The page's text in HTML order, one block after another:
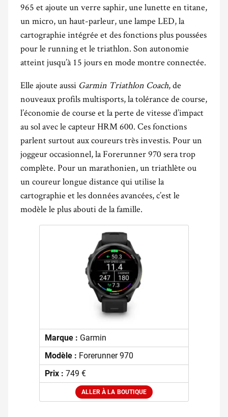
965 et ajoute un verre saphir, une lunette en titane,
un micro, un haut-parleur, une lampe LED, la
cartographie intégrée et des fonctions plus poussées
pour le running et le triathlon. Son autonomie
atteint jusqu’à 15 jours en mode montre connectée.
Elle ajoute aussi Garmin Triathlon Coach, de
nouveaux profils multisports, la tolérance de course,
l’économie de course et la perte de vitesse d’impact
au sol avec le capteur HRM 600. Ces fonctions
parlent surtout aux coureurs très investis. Pour un
joggeur occasionnel, la Forerunner 970 sera trop
complète. Pour un marathonien, un triathlète ou
un coureur longue distance qui utilise la
cartographie et les données avancées, c’est le
modèle le plus abouti de la famille.
Marque : Garmin
Modèle : Forerunner 970
Prix : 749 €
ALLER À LA BOUTIQUE